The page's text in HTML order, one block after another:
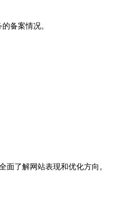
备案情况。
了解网站表现和优化方向。